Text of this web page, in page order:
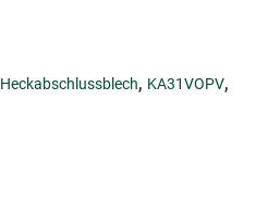
Heckabschlussblech, KA31VOPV,